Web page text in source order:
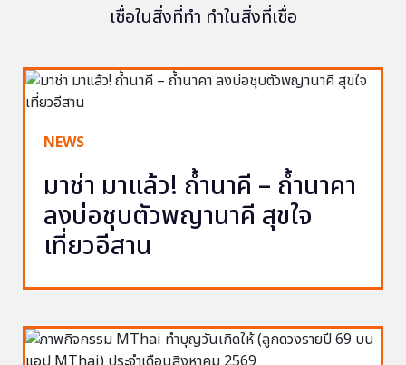
เชื่อในสิ่งที่ทำ ทำในสิ่งที่เชื่อ
NEWS
มาช่า มาแล้ว! ถ้ำนาคี – ถ้ำนาคา
ลงบ่อชุบตัวพญานาคี สุขใจ
เที่ยวอีสาน